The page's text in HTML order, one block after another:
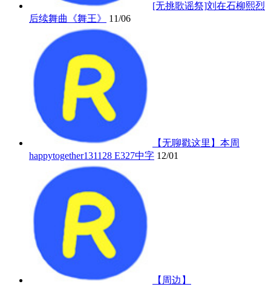
[无挑歌谣祭]刘在石柳熙烈
后续舞曲《舞王》
11/06
【无聊戳这里】本周
happytogether131128 E327中字 12/01
【周边】